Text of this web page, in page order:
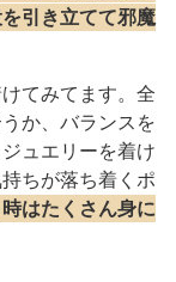
引き立てて邪魔
てみてます。全
か、バランスを
ュエリーを着け
ちが落ち着くポ
はたくさん身に